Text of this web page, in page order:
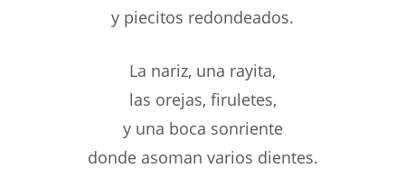
y piecitos redondeados.
La nariz, una rayita,
las orejas, firuletes,
y una boca sonriente
donde asoman varios dientes.